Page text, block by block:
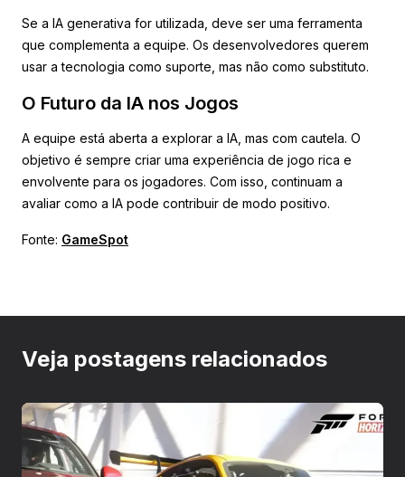
Se a IA generativa for utilizada, deve ser uma ferramenta
que complementa a equipe. Os desenvolvedores querem
usar a tecnologia como suporte, mas não como substituto.
O Futuro da IA nos Jogos
A equipe está aberta a explorar a IA, mas com cautela. O
objetivo é sempre criar uma experiência de jogo rica e
envolvente para os jogadores. Com isso, continuam a
avaliar como a IA pode contribuir de modo positivo.
Fonte: GameSpot
Veja postagens relacionados